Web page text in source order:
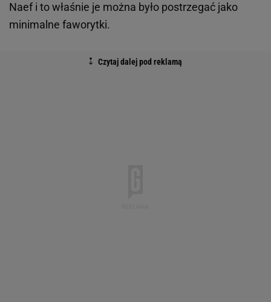
Naef i to właśnie je można było postrzegać jako
minimalne faworytki.